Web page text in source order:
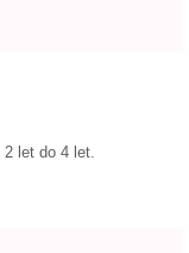
let do 4 let.